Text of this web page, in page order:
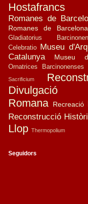
Hostafrancs
Romanes de
Romanes de Barcelona
Gladiatorius
Celebratio
Museu
Catalunya
Museu
Ornatrices Barcinonenses
Sacrificium
Divulgació
Romana
Recreació
Reconstrucció
Llop Thermopolium
Seguidors